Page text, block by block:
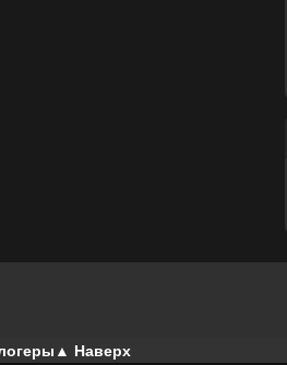
▲ Наверх